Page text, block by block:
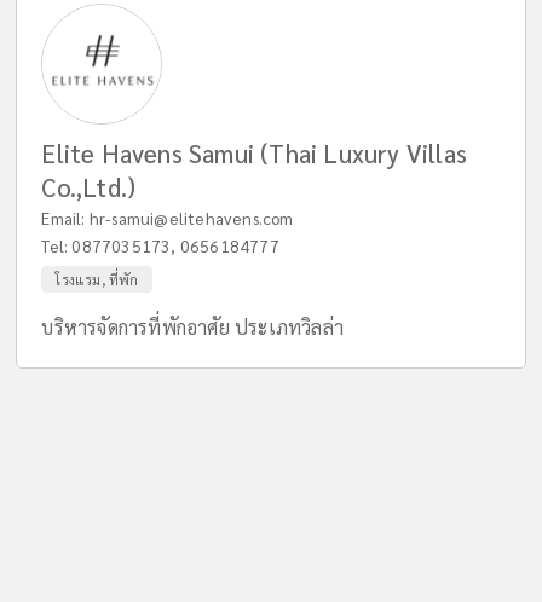
Elite Havens Samui (Thai Luxury Villas
Co.,Ltd.)
Email: hr-samui@elitehavens.com
Tel:0877035173, 0656184777
โรงแรม, ที่พัก
บริหารจัดการที่พักอาศัย ประเภทวิลล่า